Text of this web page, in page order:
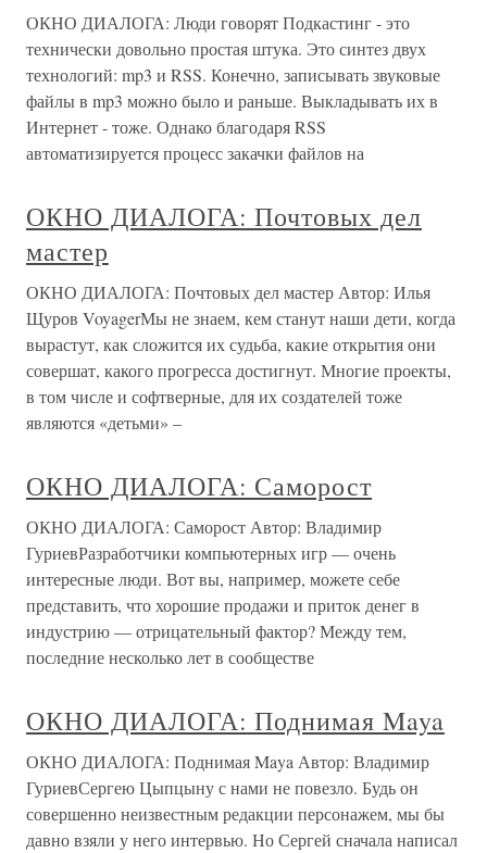
ОКНО ДИАЛОГА: Люди говорят Подкастинг - это
технически довольно простая штука. Это синтез двух
технологий: mp3 и RSS. Конечно, записывать звуковые
файлы в mp3 можно было и раньше. Выкладывать их в
Интернет - тоже. Однако благодаря RSS
автоматизируется процесс закачки файлов на
ОКНО ДИАЛОГА: Почтовых дел
мастер
ОКНО ДИАЛОГА: Почтовых дел мастер Автор: Илья
Щуров VoyagerМы не знаем, кем станут наши дети, когда
вырастут, как сложится их судьба, какие открытия они
совершат, какого прогресса достигнут. Многие проекты,
в том числе и софтверные, для их создателей тоже
являются «детьми» –
ОКНО ДИАЛОГА: Саморост
ОКНО ДИАЛОГА: Саморост Автор: Владимир
ГуриевРазработчики компьютерных игр — очень
интересные люди. Вот вы, например, можете себе
представить, что хорошие продажи и приток денег в
индустрию — отрицательный фактор? Между тем,
последние несколько лет в сообществе
ОКНО ДИАЛОГА: Поднимая Maya
ОКНО ДИАЛОГА: Поднимая Maya Автор: Владимир
ГуриевСергею Цыпцыну с нами не повезло. Будь он
совершенно неизвестным редакции персонажем, мы бы
давно взяли у него интервью. Но Сергей сначала написал